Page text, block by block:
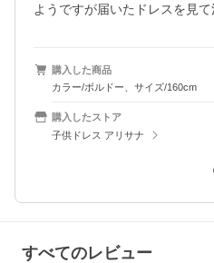
ようですが届いたドレスを見て
購入した商品
カラー/ボルドー、サイズ/160cm
購入したストア
子供ドレス アリサナ
すべてのレビュー